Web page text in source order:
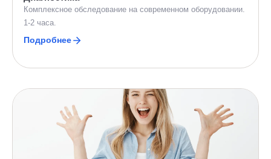
Комплексное обследование на современном оборудовании.
1-2 часа.
Подробнее